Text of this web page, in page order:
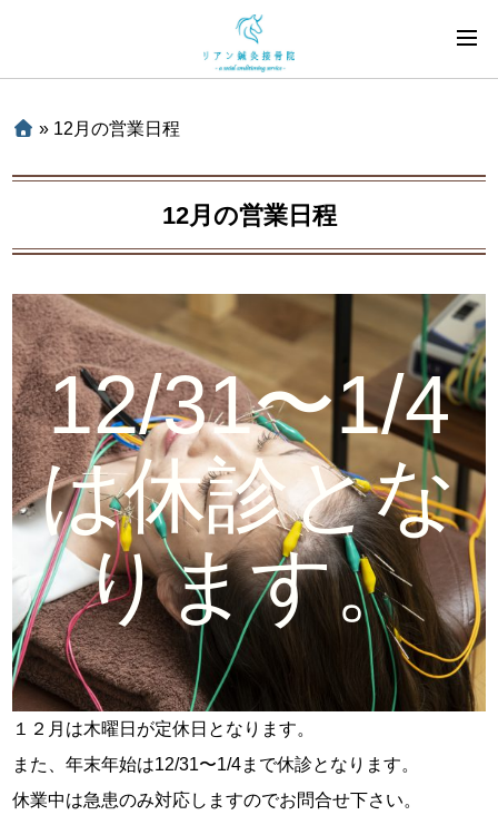
» 12月の営業日程
12月の営業日程
12/31〜1/4
は休診とな
ります。
１２月は木曜日が定休日となります。
また、年末年始は12/31〜1/4まで休診となります。
休業中は急患のみ対応しますのでお問合せ下さい。